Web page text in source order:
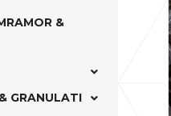
&
GRANULATI